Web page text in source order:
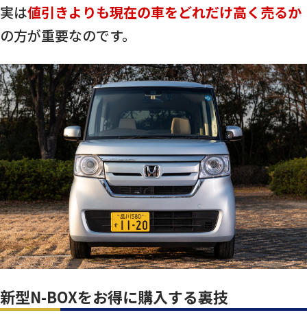
実は値引きよりも現在の車をどれだけ高く売るか
の方が重要なのです。
新型N-BOXをお得に購入する裏技